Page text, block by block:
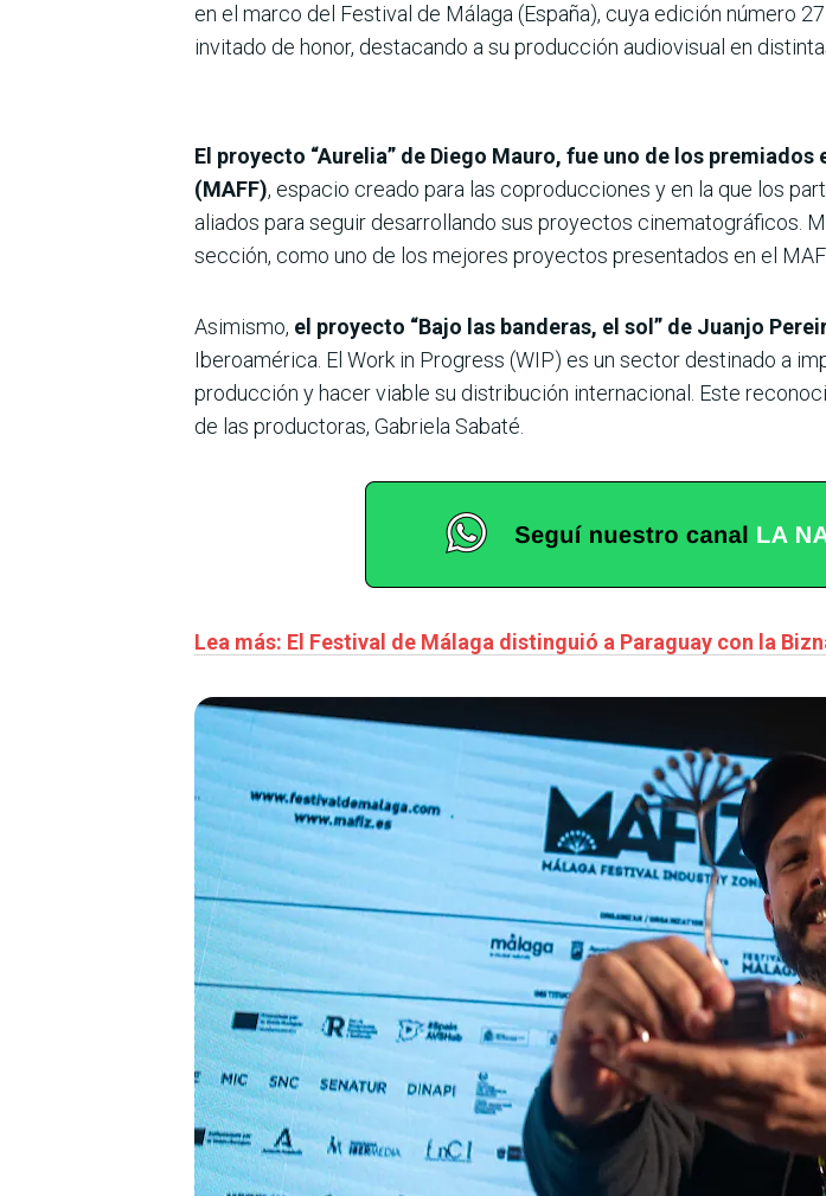
en el marco del Festival de Málaga (España), cuya edición número
invitado de honor, destacando a su producción audiovisual en
El proyecto “Aurelia” de Diego Mauro, fue uno de los
(MAFF), espacio creado para las coproducciones y en la que los
aliados para seguir desarrollando sus proyectos cinematográficos.
sección, como uno de los mejores proyectos presentados en el
Asimismo, el proyecto “Bajo las banderas, el sol” de Juanjo
Iberoamérica. El Work in Progress (WIP) es un sector destinado a
producción y hacer viable su distribución internacional. Este
de las productoras, Gabriela Sabaté.
Lea más: El Festival de Málaga distinguió a Paraguay con la